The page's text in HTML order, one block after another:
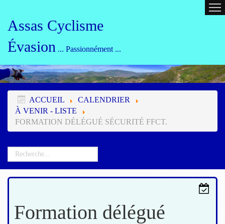
Assas Cyclisme
Évasion ... Passionnément ...
ACCUEIL
CALENDRIER
À VENIR - LISTE
FORMATION DÉLÉGUÉ SÉCURITÉ FFCT.
Formation délégué